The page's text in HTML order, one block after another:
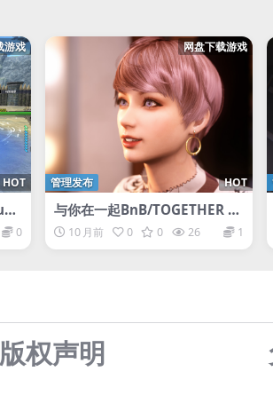
游戏
HOT
0
网盘下载游戏
HOT
管理发布
与你在一起BnB/TOGETHER B
nB10 月前 0 0 26 1
版权声明